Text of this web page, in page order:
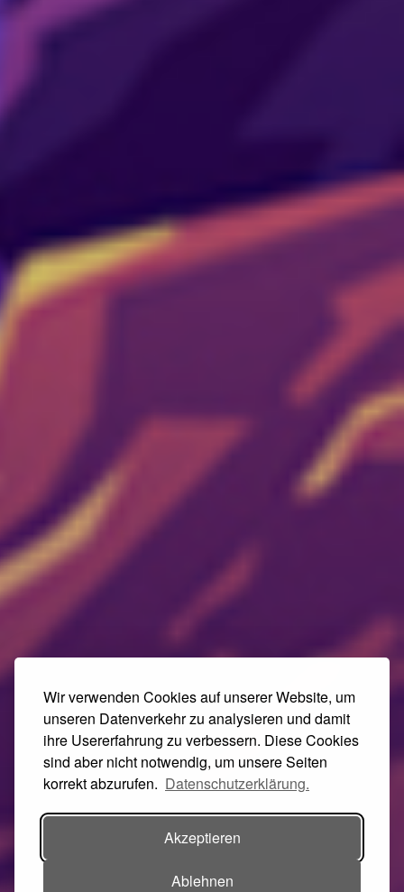
Wir verwenden Cookies auf unserer Website, um
unseren Datenverkehr zu analysieren und damit
ihre Usererfahrung zu verbessern. Diese Cookies
sind aber nicht notwendig, um unsere Seiten
korrekt abzurufen. Datenschutzerklärung.
Akzeptieren
Ablehnen